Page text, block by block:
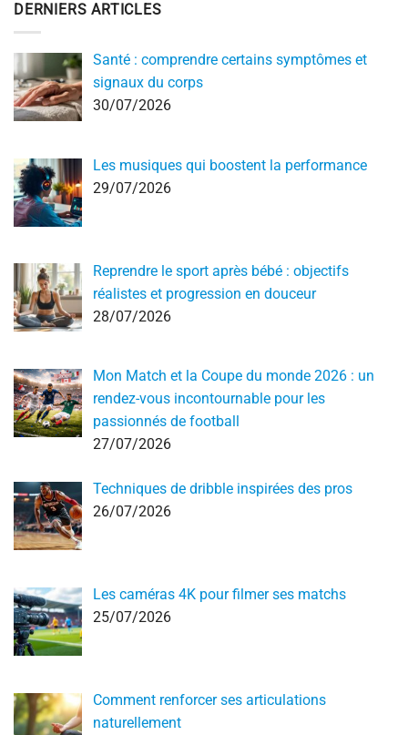
DERNIERS ARTICLES
Santé : comprendre certains symptômes et
signaux du corps
30/07/2026
Les musiques qui boostent la performance
29/07/2026
Reprendre le sport après bébé : objectifs
réalistes et progression en douceur
28/07/2026
Mon Match et la Coupe du monde 2026 : un
rendez-vous incontournable pour les
passionnés de football
27/07/2026
Techniques de dribble inspirées des pros
26/07/2026
Les caméras 4K pour filmer ses matchs
25/07/2026
Comment renforcer ses articulations
naturellement